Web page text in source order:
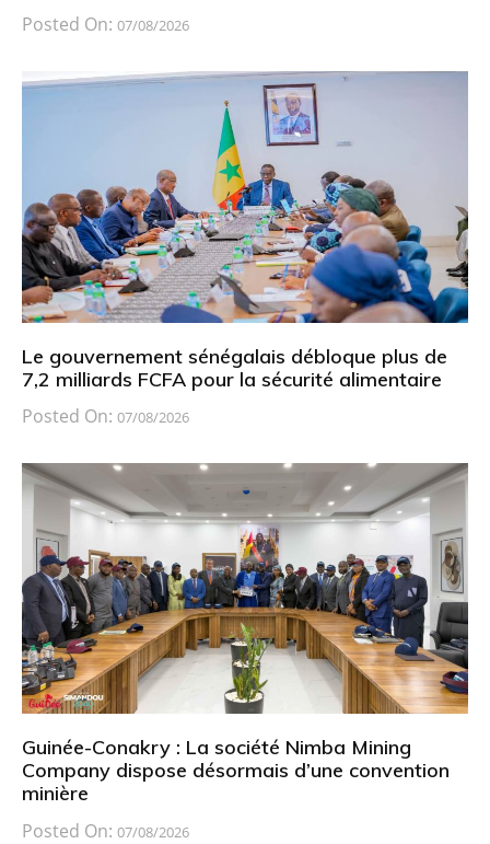
Posted On: 07/08/2026
Le gouvernement sénégalais débloque plus de
7,2 milliards FCFA pour la sécurité alimentaire
Posted On: 07/08/2026
Guinée-Conakry : La société Nimba Mining
Company dispose désormais d’une convention
minière
Posted On: 07/08/2026